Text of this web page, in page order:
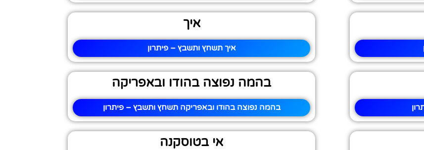
איך
איך תשחץ ותשבץ – פיתרון
בהמה נפוצה בהודו ובאפריקה
בהמה נפוצה בהודו ובאפריקה תשחץ ותשבץ – פיתרון
אי בטוסקנה